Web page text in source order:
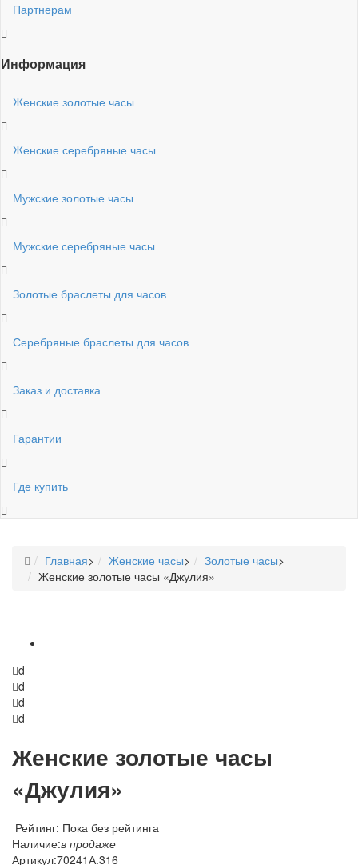
Партнерам
Информация
Женские золотые часы
Женские серебряные часы
Мужские золотые часы
Мужские серебряные часы
Золотые браслеты для часов
Серебряные браслеты для часов
Заказ и доставка
Гарантии
Где купить
Главная> Женские часы> Золотые часы>
Женские золотые часы «Джулия»
d
d
d
d
Женские золотые часы
«Джулия»
Рейтинг: Пока без рейтинга
Наличие:в продаже
Артикул:70241А.316